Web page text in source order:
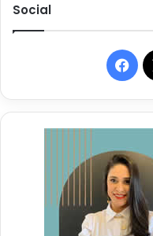
Social